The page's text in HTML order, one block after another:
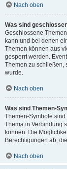
Nach oben
Was sind
Geschlossene
kann und bei denen
Themen können aus
gesperrt werden.
Themen zu schließen,
wurde.
Nach oben
Was sind Themen-
Themen-Symbole
Thema in Verbindung
können. Die
Berechtigungen ab,
Nach oben